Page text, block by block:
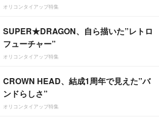
オリコンタイアップ特集
SUPER★DRAGON、自ら描いた”レトロ
フューチャー”
オリコンタイアップ特集
CROWN HEAD、結成1周年で見えた”バ
ンドらしさ”
オリコンタイアップ特集